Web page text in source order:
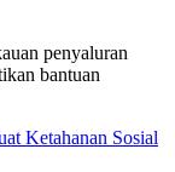
penyaluran
bantuan